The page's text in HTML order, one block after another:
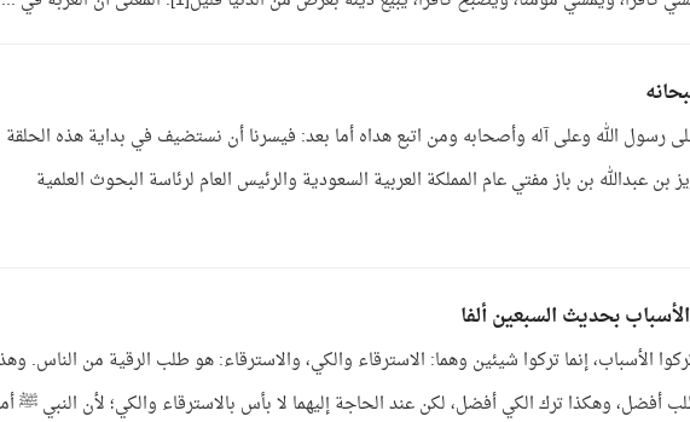
رسول الله وعلى آله وأصحابه ومن اتبع هداه أما بعد: فيسرنا أن نستضيف في بداية هذه الحلقة
بن عبدالله بن باز مفتي عام المملكة العربية السعودية والرئيس العام لرئاسة البحوث العلمية
بحديث السبعين ألفا
الأسباب، إنما تركوا شيئين وهما: الاسترقاء والكي، والاسترقاء: هو طلب الرقية من الناس.
أفضل، وهكذا ترك الكي أفضل، لكن عند الحاجة إليهما لا بأس بالاسترقاء والكي؛ لأن النبي ﷺ